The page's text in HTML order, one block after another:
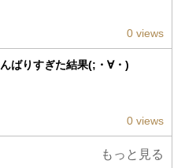
0 views
ばりすぎた結果(;・∀・)
0 views
もっと見る